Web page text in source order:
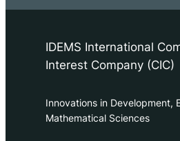
IDEMS International
Interest Company (CIC)
Innovations in Development,
Mathematical Sciences